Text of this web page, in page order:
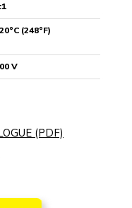
(248°F)
V
(PDF)